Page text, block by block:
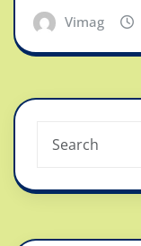
Vimag